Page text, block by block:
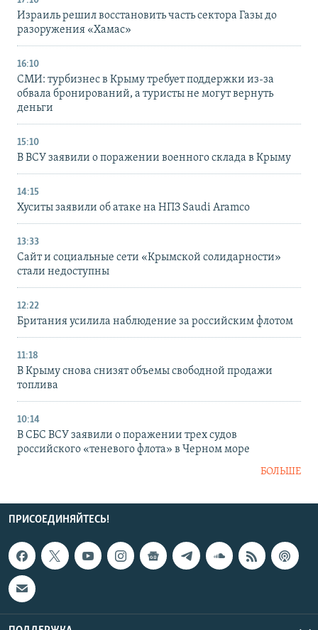
Израиль решил восстановить часть сектора Газы до
разоружения «Хамас»
16:10
СМИ: турбизнес в Крыму требует поддержки из-за
обвала бронирований, а туристы не могут вернуть
деньги
15:10
В ВСУ заявили о поражении военного склада в Крыму
14:15
Хуситы заявили об атаке на НПЗ Saudi Aramco
13:33
Сайт и социальные сети «Крымской солидарности»
стали недоступны
12:22
Британия усилила наблюдение за российским флотом
11:18
В Крыму снова снизят объемы свободной продажи
топлива
10:14
В СБС ВСУ заявили о поражении трех судов
российского «теневого флота» в Черном море
БОЛЬШЕ
ПРИСОЕДИНЯЙТЕСЬ!